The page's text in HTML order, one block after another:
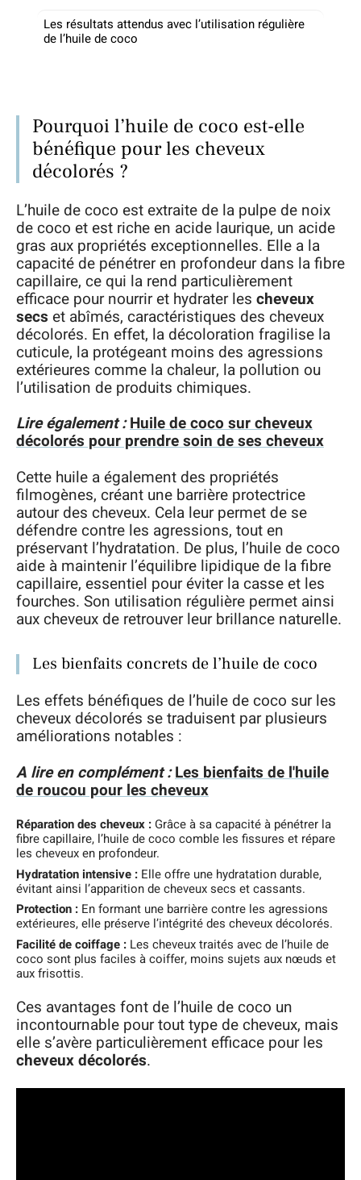
Les résultats attendus avec l’utilisation régulière
de l’huile de coco
Pourquoi l’huile de coco est-elle
bénéfique pour les cheveux
décolorés ?
L’huile de coco est extraite de la pulpe de noix
de coco et est riche en acide laurique, un acide
gras aux propriétés exceptionnelles. Elle a la
capacité de pénétrer en profondeur dans la fibre
capillaire, ce qui la rend particulièrement
efficace pour nourrir et hydrater les cheveux
secs et abîmés, caractéristiques des cheveux
décolorés. En effet, la décoloration fragilise la
cuticule, la protégeant moins des agressions
extérieures comme la chaleur, la pollution ou
l’utilisation de produits chimiques.
Lire également :Huile de coco sur cheveux
décolorés pour prendre soin de ses cheveux
Cette huile a également des propriétés
filmogènes, créant une barrière protectrice
autour des cheveux. Cela leur permet de se
défendre contre les agressions, tout en
préservant l’hydratation. De plus, l’huile de coco
aide à maintenir l’équilibre lipidique de la fibre
capillaire, essentiel pour éviter la casse et les
fourches. Son utilisation régulière permet ainsi
aux cheveux de retrouver leur brillance naturelle.
Les bienfaits concrets de l’huile de coco
Les effets bénéfiques de l’huile de coco sur les
cheveux décolorés se traduisent par plusieurs
améliorations notables :
A lire en complément : Les bienfaits de l'huile
de roucou pour les cheveux
Réparation des cheveux : Grâce à sa capacité à pénétrer la
fibre capillaire, l’huile de coco comble les fissures et répare
les cheveux en profondeur.
Hydratation intensive : Elle offre une hydratation durable,
évitant ainsi l’apparition de cheveux secs et cassants.
Protection : En formant une barrière contre les agressions
extérieures, elle préserve l’intégrité des cheveux décolorés.
Facilité de coiffage : Les cheveux traités avec de l’huile de
coco sont plus faciles à coiffer, moins sujets aux nœuds et
aux frisottis.
Ces avantages font de l’huile de coco un
incontournable pour tout type de cheveux, mais
elle s’avère particulièrement efficace pour les
cheveux décolorés.